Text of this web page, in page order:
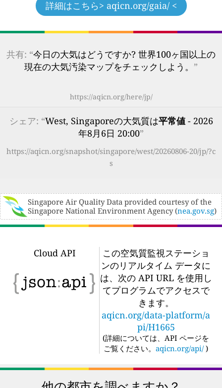
詳細はこちら> aqicn.org/gaia/ <
共有: “今日の大気はどうですか? 世界100ヶ国以上の
現在の大気汚染マップをチェックしよう。 ”
https://aqicn.org/here/jp/
シェア: “West, Singaporeの大気質は平常値- 2026
年8月6日 20:00”
https://aqicn.org/snapshot/singapore/west/20260806-20/jp/?c
s
Singapore Air Quality Data provided courtesy of the
Singapore National Environment Agency (nea.gov.sg)
Cloud API
この空気質監視ステーショ
ンのリアルタイム データに
は、次の API URL を使用し
てプログラムでアクセスで
きます。
aqicn.org/data-platform/a
pi/H1665
(詳細については、API ページを
ご覧ください。 aqicn.org/api/ )